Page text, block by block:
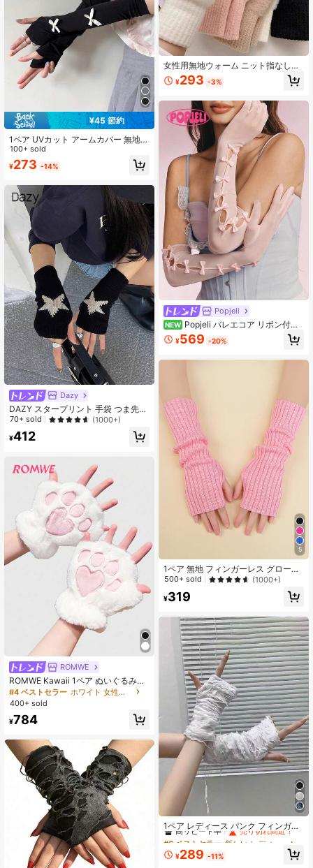
¥45 節約
1ペア UVカット アームカバー 無地
通気性 サンスクリーン 日よけ 手袋
ユニセックス ドライビング サイクリ
ング レディース用
100+ sold
¥273 -14%
Dazy
DAZY スタープリント 手袋 つま先無
し
70+ sold (1000+)
¥412
ROMWE
ROMWE Kawaii 1ペア ぬいぐるみ猫
の肉球 指なし手袋、日常着用に適し
ています
#4 ベストセラー
ホワイト 女性用指なし手袋
400+ sold
¥784
女性用無地ウォーム ニット指なし手
袋1/2ペア、ファジー ニット リスト
ウォーマー、タッチスクリーン、オ
グ、夏の防寒に適しています
¥293 -3%
Popjeli
NEW Popjeli バレエコア リボン付き
グローブ
¥569 -20%
5
1ペア 無地 フィンガーレス グローブ
冷え対策用グローブ
500+ sold (1000+)
¥319
1ペア レディース パンク フィンガー
レスグローブ ロールプレイ用 破れデ
ザイン ハロウィンコスチュームパー
ティー向け
#6 ベストセラー
高リピート率
売り切れ間近！
#6 ベストセラー
新しい レディースグローブ
高リピート率
売り切れ間近！
#6 ベストセラー
新しい レディースグローブ
高リピート率
売り切れ間近！
#6 ベストセラー
¥289 -11%